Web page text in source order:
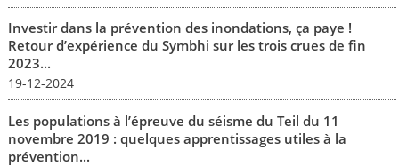
Investir dans la prévention des inondations, ça paye !
Retour d’expérience du Symbhi sur les trois crues de fin
2023...
19-12-2024
Les populations à l’épreuve du séisme du Teil du 11
novembre 2019 : quelques apprentissages utiles à la
prévention...